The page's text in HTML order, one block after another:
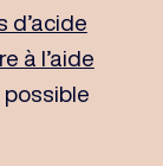
d’acide
à l’aide
possible